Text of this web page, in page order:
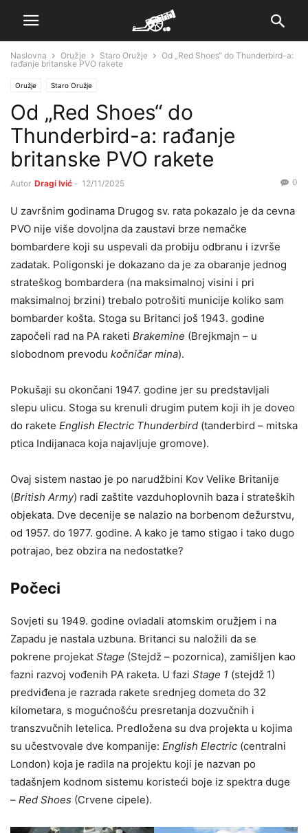
Naslovna Oružje Staro Oružje
Od „Red Shoes“ do Thunderbird-a:
rađanje britanske PVO rakete
Oružje Staro Oružje
Od „Red Shoes“ do
Thunderbird-a: rađanje
britanske PVO rakete
Autor Dragi Ivić - 12/11/2025 0
U završnim godinama Drugog sv. rata pokazalo je da cevna
PVO nije više dovoljna da zaustavi brze nemačke
bombardere koji su uspevali da probiju odbranu i izvrše
zadatak. Poligonski je dokazano da je za obaranje jednog
strateškog bombardera (na maksimalnoj visini i pri
maksimalnoj brzini) trebalo potrošiti municije koliko sam
bombarder košta. Stoga su Britanci još 1943. godine
započeli rad na PA raketi Brakemine (Brejkmajn – u
slobodnom prevodu kočničar mina).
Pokušaji su okončani 1947. godine jer su predstavljali
slepu ulicu. Stoga su krenuli drugim putem koji ih je doveo
do rakete English Electric Thunderbird (tanderbird – mitska
ptica Indijanaca koja najavljuje gromove).
Ovaj sistem nastao je po narudžbini Kov Velike Britanije
(British Army) radi zaštite vazduhoplovnih baza i strateških
objekata. Dve decenije se nalazio na borbenom dežurstvu,
od 1957. do 1977. godine. A kako je tamo stigao i tako dugo
potrajao, bez obzira na nedostatke?
Počeci
Sovjeti su 1949. godine ovladali atomskim oružjem i na
Zapadu je nastala uzbuna. Britanci su naložili da se
pokrene projekat Stage (Stejdž – pozornica), zamišljen kao
fazni razvoj vođenih PA raketa. U fazi Stage 1 (stejdž 1)
predviđena je razrada rakete srednjeg dometa do 32
kilometara, s mogućnošću presretanja dozvučnih i
transzvučnih letelica. Predložena su dva projekta u kojima
su učestvovale dve kompanije: English Electric (centralni
London) koja je radila na projektu koji je nazvan po
tadašnjem kodnom sistemu koristeći boje iz spektra duge
– Red Shoes (Crvene cipele).